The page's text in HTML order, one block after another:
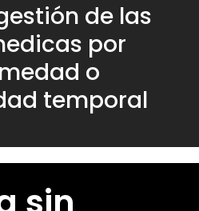
de las
por
o
temporal